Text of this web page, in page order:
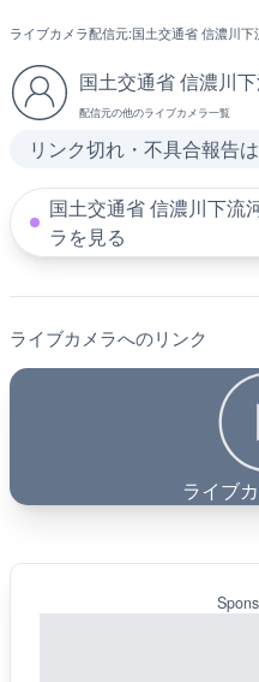
ライブカメラ配信元:国土交通省 信濃川
国土交通省 信濃川
配信元の他のライブカメラ一覧
リンク切れ・不具合報告
国土交通省 信濃川下流
ラを見る
ライブカメラへのリンク
ライブ